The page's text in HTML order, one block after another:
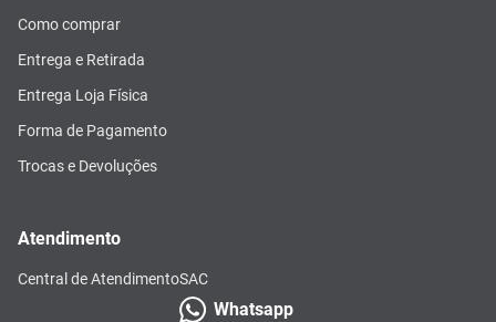
Como comprar
Entrega e Retirada
Entrega Loja Física
Forma de Pagamento
Trocas e Devoluções
Atendimento
Central de AtendimentoSAC
Whatsapp